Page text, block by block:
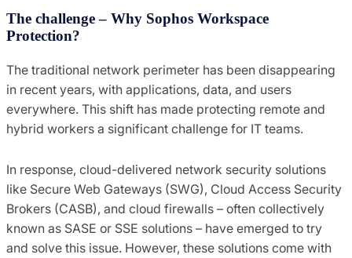
The challenge – Why Sophos Workspace
Protection?
The traditional network perimeter has been disappearing
in recent years, with applications, data, and users
everywhere. This shift has made protecting remote and
hybrid workers a significant challenge for IT teams.
In response, cloud-delivered network security solutions
like Secure Web Gateways (SWG), Cloud Access Security
Brokers (CASB), and cloud firewalls – often collectively
known as SASE or SSE solutions – have emerged to try
and solve this issue. However, these solutions come with